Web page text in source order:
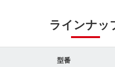
ラインナッ
型番